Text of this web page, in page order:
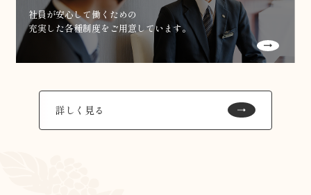
社員が安心して働くための
充実した各種制度をご用意しています。
詳しく見る